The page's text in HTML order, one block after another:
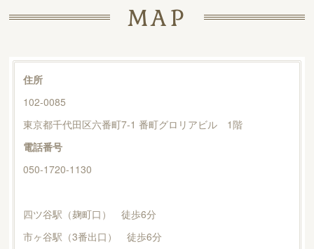
MAP
住所
102-0085
東京都千代田区六番町7-1 番町グロリアビル 1階
電話番号
050-1720-1130
四ツ谷駅（麹町口） 徒歩6分
市ヶ谷駅（3番出口） 徒歩6分